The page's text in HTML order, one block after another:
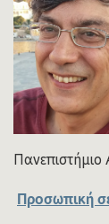
Πανεπιστήμιο
Προσωπική